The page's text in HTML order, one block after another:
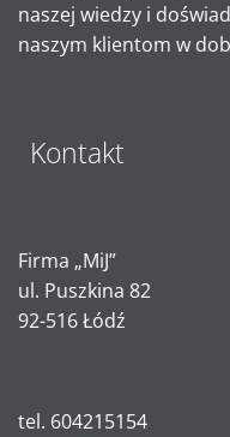
naszej wiedzy i
naszym klientom w
Kontakt
Firma „MiJ”
ul. Puszkina 82
92-516 Łódź
tel. 604215154